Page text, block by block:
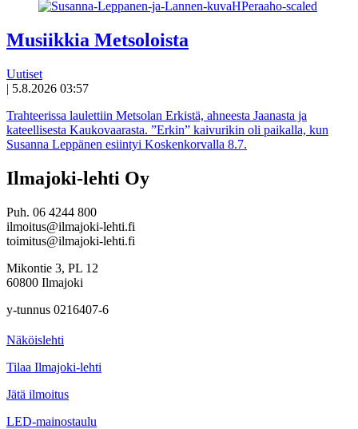
Musiikkia Metsoloista
Uutiset
| 5.8.2026 03:57
Trahteerissa laulettiin Metsolan Erkistä, ahneesta Jaanasta ja
kateellisesta Kaukovaarasta. ”Erkin” kaivurikin oli paikalla, kun
Susanna Leppänen esiintyi Koskenkorvalla 8.7.
Ilmajoki-lehti Oy
Puh. 06 4244 800
ilmoitus@ilmajoki-lehti.fi
toimitus@ilmajoki-lehti.fi
Mikontie 3, PL 12
60800 Ilmajoki
y-tunnus 0216407-6
Näköislehti
Tilaa Ilmajoki-lehti
Jätä ilmoitus
LED-mainostaulu